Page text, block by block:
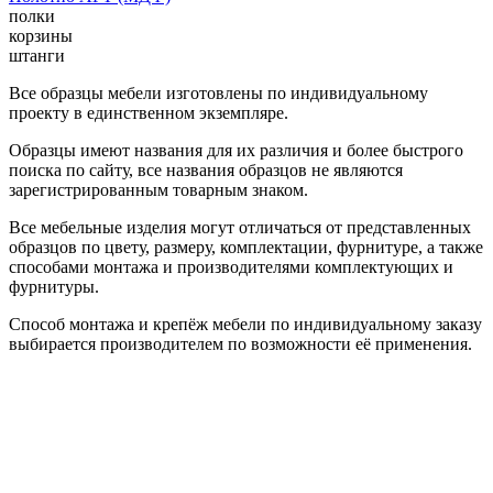
полки
корзины
штанги
Все образцы мебели изготовлены по индивидуальному
проекту в единственном экземпляре.
Образцы имеют названия для их различия и более быстрого
поиска по сайту, все названия образцов не являются
зарегистрированным товарным знаком.
Все мебельные изделия могут отличаться от представленных
образцов по цвету, размеру, комплектации, фурнитуре, а также
способами монтажа и производителями комплектующих и
фурнитуры.
Способ монтажа и крепёж мебели по индивидуальному заказу
выбирается производителем по возможности её применения.